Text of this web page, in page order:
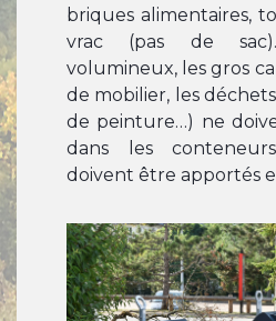
briques alimentaires,
vrac (pas de
volumineux, les gros
de mobilier, les
de peinture…) ne
dans les
doivent être apportés